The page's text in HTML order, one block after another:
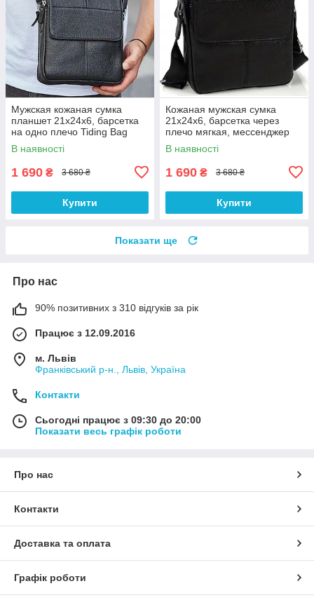
Мужская кожаная сумка
планшет 21х24х6, барсетка
на одно плечо Tiding Bag
M1254A черная
В наявності
1 690 ₴ 3 680 ₴
Купити
Кожаная мужская сумка
21х24х6, барсетка через
плечо мягкая, мессенджер
для гаджетов BEXHILL TD-
21334A
В наявності
1 690 ₴ 3 680 ₴
Купити
Показати ще
Про нас
90% позитивних з 310 відгуків за рік
Працює з 12.09.2016
м. Львів
Франківський р-н., Львів, Україна
Контакти
Сьогодні працює з 09:30 до 20:00
Показати весь графік роботи
Про нас
Контакти
Доставка та оплата
Графік роботи